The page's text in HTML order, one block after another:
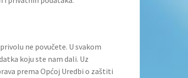
ne povučete. U svakom
koju ste nam dali. Uz
prema Općoj Uredbi o zaštiti